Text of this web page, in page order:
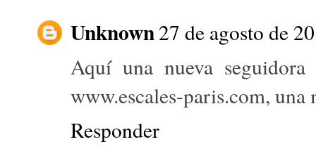
Unknown27 de agosto de
Aquí una nueva
www.escales-paris.com, una
Responder